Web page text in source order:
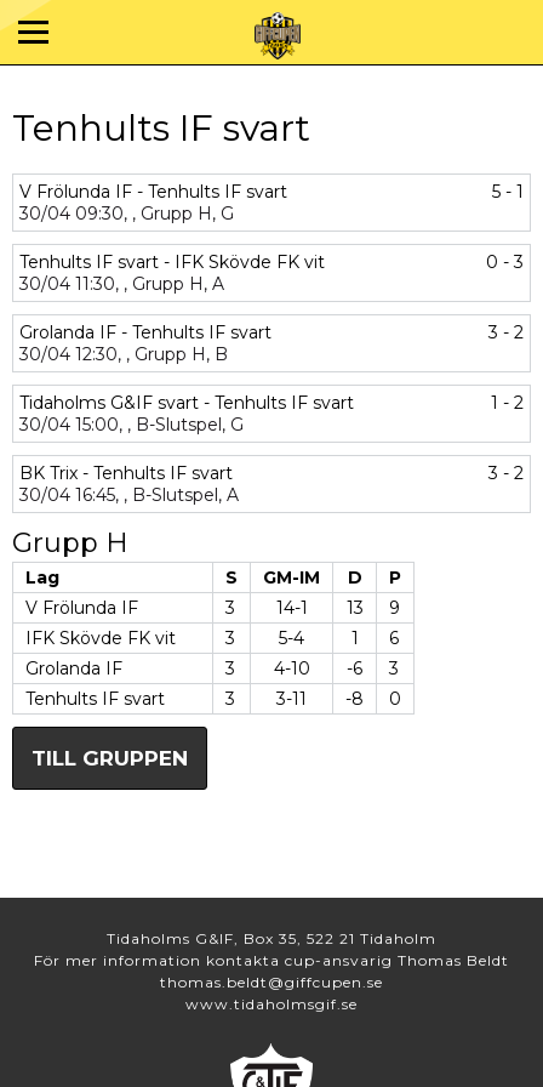
Tenhults IF svart
V Frölunda IF - Tenhults IF svart
5 - 1
30/04 09:30, , Grupp H, G
Tenhults IF svart - IFK Skövde FK vit
0 - 3
30/04 11:30, , Grupp H, A
Grolanda IF - Tenhults IF svart
3 - 2
30/04 12:30, , Grupp H, B
Tidaholms G&IF svart - Tenhults IF svart
1 - 2
30/04 15:00, , B-Slutspel, G
BK Trix - Tenhults IF svart
3 - 2
30/04 16:45, , B-Slutspel, A
Grupp H
Lag S GM-IM D
P
V Frölunda IF
3 14-1 13
9
IFK Skövde FK vit
3 5-4 1
6
Grolanda IF
3 4-10 -6
3
Tenhults IF svart
3 3-11 -8 0
TILL GRUPPEN
Tidaholms G&IF, Box 35, 522 21 Tidaholm
För mer information kontakta cup-ansvarig Thomas Beldt
thomas.beldt@giffcupen.se
www.tidaholmsgif.se